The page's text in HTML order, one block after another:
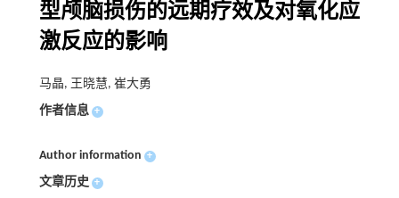
型颅脑损伤的远期疗效及对氧化应
激反应的影响
马晶, 王晓慧, 崔大勇
作者信息 +
Author information +
文章历史 +